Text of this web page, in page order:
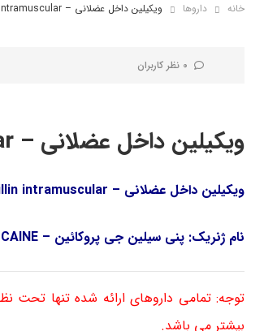
خانه داروها ویکیلین داخل عضلانی – Wycillin intramuscular
0 نظر کاربران
ویکیلین داخل عضلانی – Wycillin intramuscular
ویکیلین داخل عضلانی – Wycillin intramuscular
نام ژنریک: پنی سیلین جی پروکائین – PENICILLIN G PROCAINE
توجه: تمامی داروهای ارائه شده تنها
بیشتر می باشد.